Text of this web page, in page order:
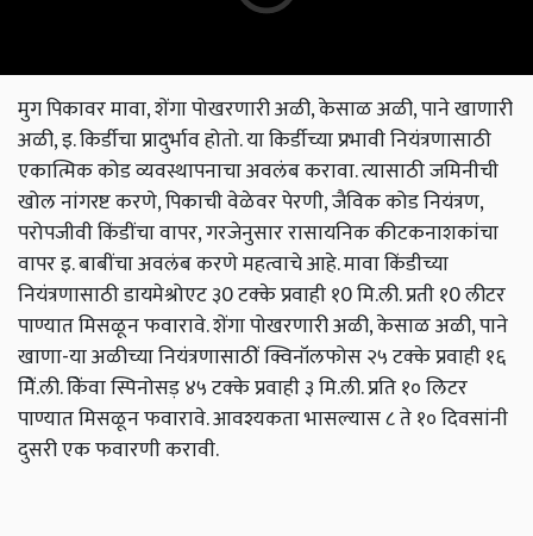
मुग पिकावर मावा, शेंगा पोखरणारी अळी, केसाळ अळी, पाने खाणारी
अळी, इ. किर्डीचा प्रादुर्भाव होतो. या किर्डीच्या प्रभावी नियंत्रणासाठी
एकात्मिक कोड व्यवस्थापनाचा अवलंब करावा. त्यासाठी जमिनीची
खोल नांगरष्ट करणे, पिकाची वेळेवर पेरणी, जैविक कोड नियंत्रण,
परोपजीवी किंडींचा वापर, गरजेनुसार रासायनिक कीटकनाशकांचा
वापर इ. बाबींचा अवलंब करणे महत्वाचे आहे. मावा किंडीच्या
नियंत्रणासाठी डायमेश्रोएट ३0 टक्के प्रवाही १0 मि.ली. प्रती १0 लीटर
पाण्यात मिसळून फवारावे. शेंगा पोखरणारी अळी, केसाळ अळी, पाने
खाणा-या अळीच्या नियंत्रणासाठीं क्विनॉलफोस २५ टक्के प्रवाही १६
मेिं.ली. केिंवा स्पिनोसड़ ४५ टक्के प्रवाही ३ मि.ली. प्रति १० लिटर
पाण्यात मिसळून फवारावे. आवश्यकता भासल्यास ८ ते १० दिवसांनी
दुसरी एक फवारणी करावी.